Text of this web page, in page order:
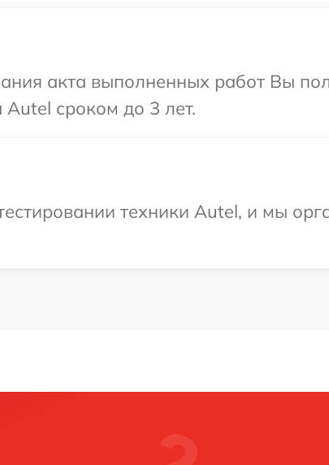
акта выполненных работ Вы
сроком до 3 лет.
техники Autel, и мы